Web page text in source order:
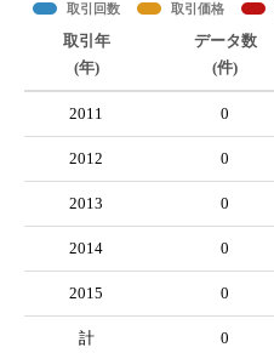
取引回数 取引価格
取引年
(年)
データ数
(件)
2011 0
2012 0
2013 0
2014 0
2015 0
計 0